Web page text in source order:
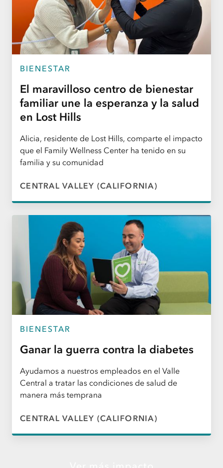
BIENESTAR
El maravilloso centro de bienestar
familiar une la esperanza y la salud
en Lost Hills
Alicia, residente de Lost Hills, comparte el impacto
que el Family Wellness Center ha tenido en su
familia y su comunidad
CENTRAL VALLEY (CALIFORNIA)
BIENESTAR
Ganar la guerra contra la diabetes
Ayudamos a nuestros empleados en el Valle
Central a tratar las condiciones de salud de
manera más temprana
CENTRAL VALLEY (CALIFORNIA)